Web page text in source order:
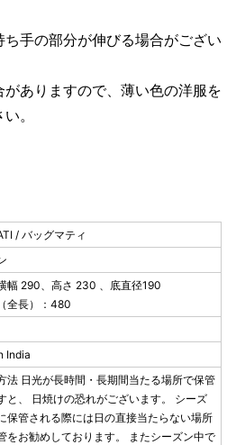
ち手の部分が伸びる場合がござい
がありますので、薄い色の洋服を
。
/ バッグマティ
幅 290、高さ 230 、底直径190
全長）：480
India
法 日光が長時間・長期間当たる場所で保管
と、 日焼けの恐れがございます。 シーズ
保管される際には日の直接当たらない場所
をお勧めしております。 またシーズン中で